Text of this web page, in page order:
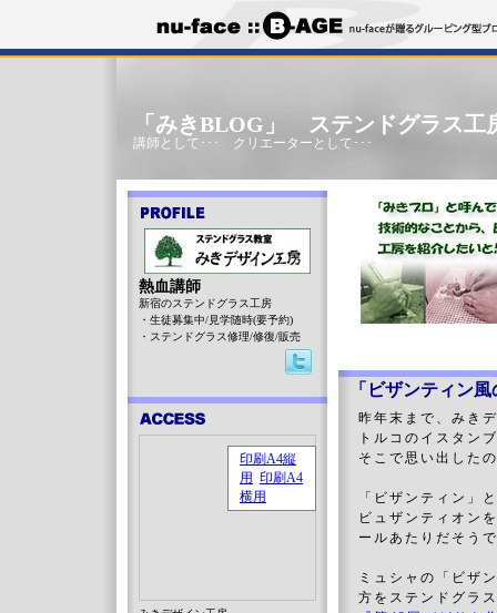
「みきBLOG」 ステンドグラス工
講師として･･･ クリエーターとして･･･
「ビザンティン
昨年末まで、みき
トルコのイスタン
そこで思い出した
「ビザンティン」
ビュザンティオン
ールあたりだそう
ミュシャの「ビザ
方をステンドグラ
熱血講師
新宿のステンドグラス工房
・生徒募集中/見学随時(要予約)
・ステンドグラス修理/修復/販売